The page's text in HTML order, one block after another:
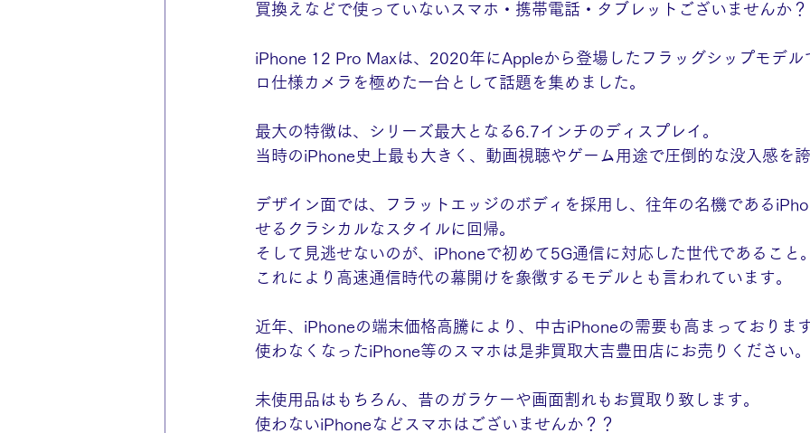
買換えなどで使っていないスマホ・携帯電話・タブレットございませんか
iPhone 12 Pro Maxは、2020年にAppleから登場したフラッグシップモデル
ロ仕様カメラを極めた一台として話題を集めました。
最大の特徴は、シリーズ最大となる6.7インチのディスプレイ。
当時のiPhone史上最も大きく、動画視聴やゲーム用途で圧倒的な没入感を
デザイン面では、フラットエッジのボディを採用し、往年の名機である
せるクラシカルなスタイルに回帰。
そして見逃せないのが、iPhoneで初めて5G通信に対応した世代であること
これにより高速通信時代の幕開けを象徴するモデルとも言われています。
近年、iPhoneの端末価格高騰により、中古iPhoneの需要も高まっておりま
使わなくなったiPhone等のスマホは是非買取大吉豊田店にお売りください。
未使用品はもちろん、昔のガラケーや画面割れもお買取り致します。
使わないiPhoneなどスマホはございませんか？？